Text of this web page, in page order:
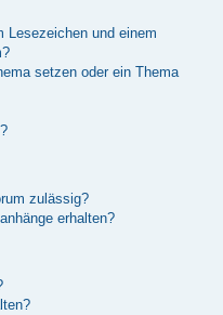
Lesezeichen und einem
setzen oder ein Thema
zulässig?
erhalten?